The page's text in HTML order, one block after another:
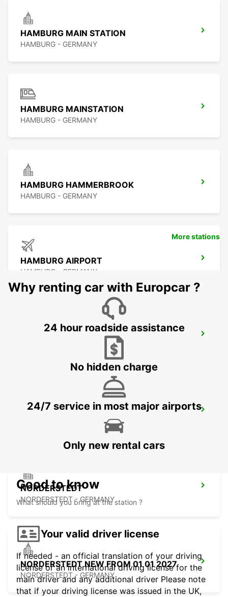
HAMBURG MAIN STATION
HAMBURG - GERMANY
HAMBURG MAINSTATION
HAMBURG - GERMANY
HAMBURG HAMMERBROOK
HAMBURG - GERMANY
HAMBURG AIRPORT
HAMBURG - GERMANY
HAMBURG WANDSBEK
HAMBURG HARBURG
NORDERSTEDT
NORDERSTEDT - GERMANY
NORDERSTEDT NEW FROM 01 01 2027
NORDERSTEDT - GERMANY
More stations
Why renting car with Europcar ?
24 hour roadside assistance
No hidden charge
24/7 service in most major airports
Only new rental cars
Good to know
What should you bring at the station ?
Your valid driver license
If needed - an official translation of your driving
license or an international driving license for the
main driver and any additional driver Please note
that if your driving license was issued in the UK,